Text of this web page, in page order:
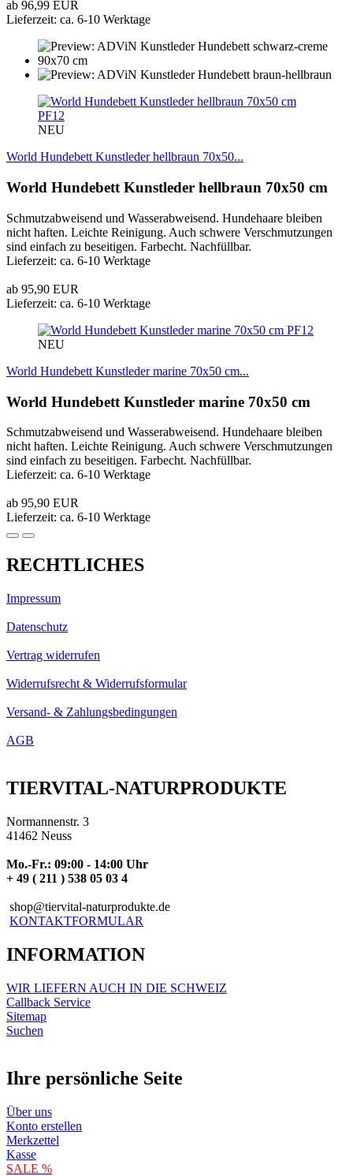
ab 96,99 EUR
Lieferzeit: ca. 6-10 Werktage
PF12
NEU
World Hundebett Kunstleder hellbraun 70x50...
World Hundebett Kunstleder hellbraun 70x50 cm
Schmutzabweisend und Wasserabweisend. Hundehaare bleiben
nicht haften. Leichte Reinigung. Auch schwere Verschmutzungen
sind einfach zu beseitigen. Farbecht. Nachfüllbar.
Lieferzeit: ca. 6-10 Werktage
ab 95,90 EUR
Lieferzeit: ca. 6-10 Werktage
PF12
NEU
World Hundebett Kunstleder marine 70x50 cm...
World Hundebett Kunstleder marine 70x50 cm
Schmutzabweisend und Wasserabweisend. Hundehaare bleiben
nicht haften. Leichte Reinigung. Auch schwere Verschmutzungen
sind einfach zu beseitigen. Farbecht. Nachfüllbar.
Lieferzeit: ca. 6-10 Werktage
ab 95,90 EUR
Lieferzeit: ca. 6-10 Werktage
RECHTLICHES
Impressum
Datenschutz
Vertrag widerrufen
Widerrufsrecht & Widerrufsformular
Versand- & Zahlungsbedingungen
AGB
TIERVITAL-NATURPRODUKTE
Normannenstr. 3
41462 Neuss
Mo.-Fr.: 09:00 - 14:00 Uhr
+ 49 ( 211 ) 538 05 03 4
shop@tiervital-naturprodukte.de
KONTAKTFORMULAR
INFORMATION
WIR LIEFERN AUCH IN DIE SCHWEIZ
Callback Service
Sitemap
Suchen
Ihre persönliche Seite
Über uns
Konto erstellen
Merkzettel
Kasse
SALE %